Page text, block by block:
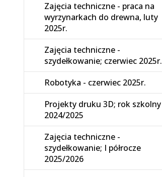
Zajęcia techniczne - praca na
wyrzynarkach do drewna, luty
2025r.
Zajęcia techniczne -
szydełkowanie; czerwiec 2025r.
Robotyka - czerwiec 2025r.
Projekty druku 3D; rok szkolny
2024/2025
Zajęcia techniczne -
szydełkowanie; I półrocze
2025/2026